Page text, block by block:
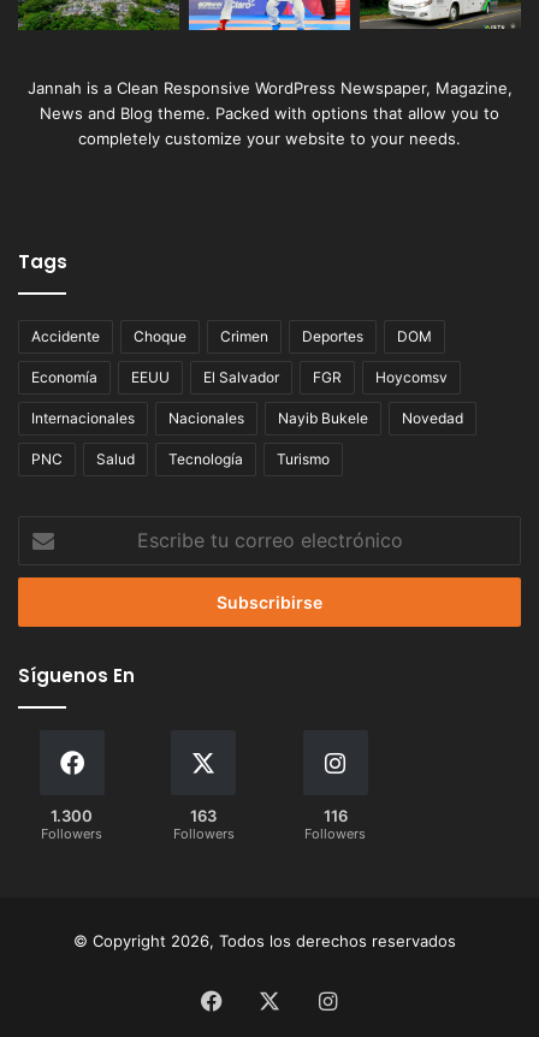
Jannah is a Clean Responsive WordPress Newspaper, Magazine,
News and Blog theme. Packed with options that allow you to
completely customize your website to your needs.
Tags
Accidente Choque Crimen Deportes DOM
Economía EEUU El Salvador FGR Hoycomsv
Internacionales Nacionales Nayib Bukele Novedad
PNC Salud Tecnología Turismo
correo
Síguenos En
1.300
Followers
163
Followers
116
Followers
© Copyright 2026, Todos los derechos reservados
Facebook Instagram